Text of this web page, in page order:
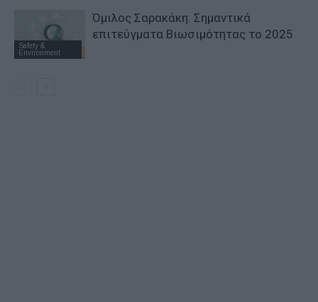
Safety &
Environment
Όμιλος Σαρακάκη: Σημαντικά
επιτεύγματα Βιωσιμότητας το 2025